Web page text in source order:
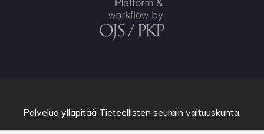
Palvelua ylläpitää Tieteellisten seurain valtuuskunta.